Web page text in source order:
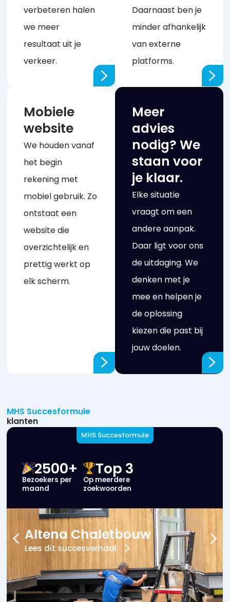
verbeteren halen
we meer
resultaat uit je
verkeer.
Daarnaast ben je
minder afhankelijk
van externe
platforms.
Mobiele
website
We houden vanaf
het begin
rekening met
mobiel gebruik. Zo
ontstaat een
website die
overzichtelijk en
prettig werkt op
elk scherm.
Meer
advies
nodig? We
staan voor
je klaar.
Elke situatie
vraagt om een
andere aanpak.
Daar ligt voor ons
de uitdaging. We
denken met je
mee en helpen je
de oplossing
kiezen die past bij
jouw doelen.
MHS Succesformule
klanten
Altena Chaletbouw
Lees dit succesverhaal
MHS Succesformule
2500+
Bezoekers per
maand
Top 3
Op meerdere
zoekwoorden